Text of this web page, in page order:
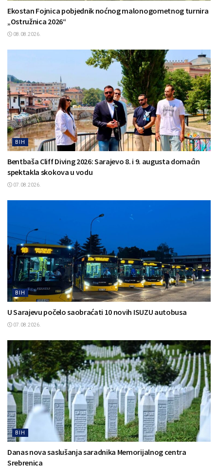
Ekostan Fojnica pobjednik noćnog malonogometnog turnira
„Ostružnica 2026“
08.08.2026.
BIH
Bentbaša Cliff Diving 2026: Sarajevo 8. i 9. augusta domaćin
spektakla skokova u vodu
07.08.2026.
BIH
U Sarajevu počelo saobraćati 10 novih ISUZU autobusa
07.08.2026.
BIH
Danas nova saslušanja saradnika Memorijalnog centra
Srebrenica